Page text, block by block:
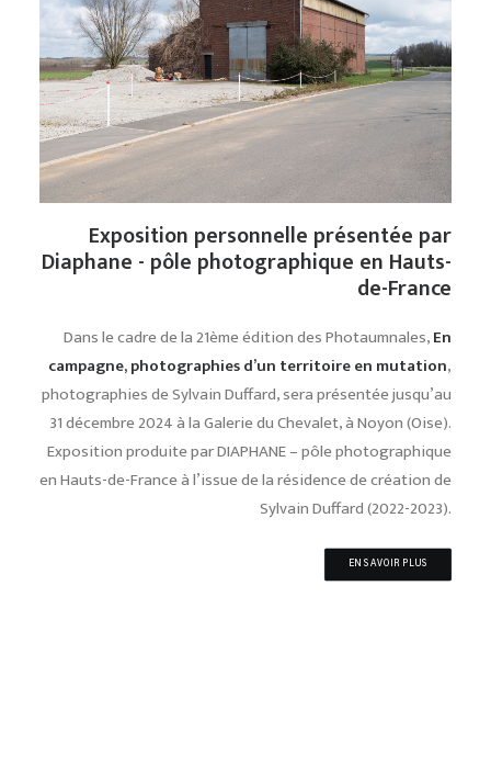
Exposition personnelle présentée par
Diaphane - pôle photographique en Hauts-
de-France
Dans le cadre de la 21ème édition des Photaumnales,En
campagne, photographies d’un territoire en mutation,
photographies de Sylvain Duffard, sera présentée jusqu’au
31 décembre 2024 à la Galerie du Chevalet, à Noyon (Oise).
Exposition produite par DIAPHANE – pôle photographique
en Hauts-de-France à l’issue de la résidence de création de
Sylvain Duffard (2022-2023).
EN SAVOIR PLUS